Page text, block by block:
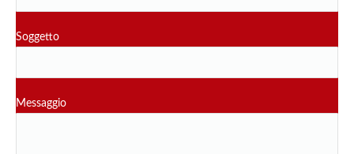
Soggetto
Messaggio